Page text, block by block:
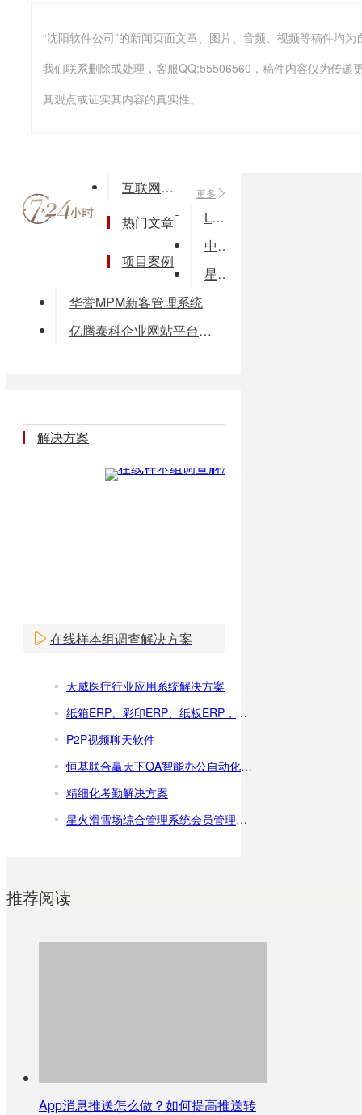
我们联系删除或处理，客服QQ:55506560，稿件内容仅为传递
其观点或证实其内容的真实性。
更多
热门文章
项目案例
互联网信息检索的研究与实现毕业论文(论文word格式)
LoongStore集群存储系统
中财V8进销存管理系统
星火健身俱乐部管理软件健身房收银软件健身一卡通系统
华誉MPM新客管理系统
亿腾泰科企业网站平台系统
解决方案
在线样本组调查解决方案
天威医疗行业应用系统解决方案
纸箱ERP、彩印ERP、纸板ERP，包装厂ERP
P2P视频聊天软件
恒基联合赢天下OA智能办公自动化系统
精细化考勤解决方案
星火滑雪场综合管理系统会员管理软件滑雪场一卡通系统
推荐阅读
App消息推送怎么做？如何提高推送转